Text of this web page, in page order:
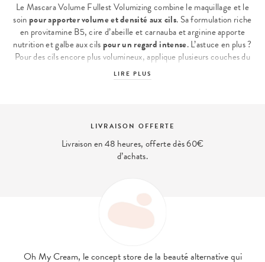
Le Mascara Volume Fullest Volumizing combine le maquillage et le
soin pour apporter volume et densité aux cils. Sa formulation riche
en provitamine B5, cire d’abeille et carnauba et arginine apporte
nutrition et galbe aux cils pour un regard intense. L’astuce en plus ?
Pour des cils encore plus volumineux, applique plusieurs couches du
produit.
ses actifs riches en provitamine B5, arginine et mélange de cires.
soigneusement. Tenez la brosse horizontalement et enrobez chaque
de petits mouvements en zigzag
intense selon les couches appliquées.
Pourquoi craquer pour Ilia ?
des formuleset apporte une explication poussée de chaque
LIRE PLUS
LIVRAISON OFFERTE
Livraison en 48 heures, offerte dès 60€
d’achats.
Oh My Cream, le concept store de la beauté alternative qui